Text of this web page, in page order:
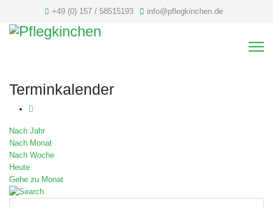
+49 (0) 157 / 58515193 info@pflegkinchen.de
Terminkalender
Nach Jahr
Nach Monat
Nach Woche
Heute
Gehe zu Monat